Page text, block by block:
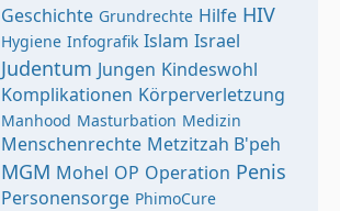
Geschichte Grundrechte Hilfe HIV
Hygiene Infografik Islam Israel
Judentum Jungen Kindeswohl
Komplikationen Körperverletzung
Manhood Masturbation Medizin
Menschenrechte Metzitzah B'peh
MGM Mohel OP Operation Penis
Personensorge PhimoCure